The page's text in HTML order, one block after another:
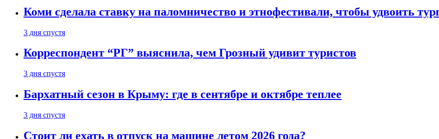
Коми сделала ставку на паломничество и этнофестивали, чтобы удвоить
3 дня спустя
Корреспондент “РГ” выяснила, чем Грозный удивит туристов
3 дня спустя
Бархатный сезон в Крыму: где в сентябре и октябре теплее
3 дня спустя
Стоит ли ехать в отпуск на машине летом 2026 года?